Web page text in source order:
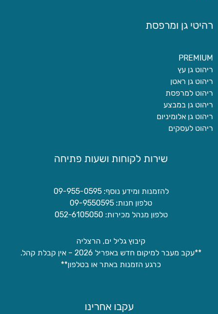
רהיטי גן ומרפסת
PREMIUM
ריהוט גן עץ
ריהוט גן ראטן
ריהוט למרפסת
ריהוט גן במבצע
ריהוט גן אלומיניום
ריהוט לעסקים
שירות לקוחות ושעות פתיחה
להזמנות ומידע נוסף: 09-955-0595
טלפון חנות: 09-9550595
טלפון מנהל מכירות: 052-6105050
קיבוץ גליל ים, הרצליה
**עקב מעבר למיקום חדש באפריל 2026 – אין קבלת קהל.
כרגע הזמנות באתר או בטלפון**
עקבו אחרינו